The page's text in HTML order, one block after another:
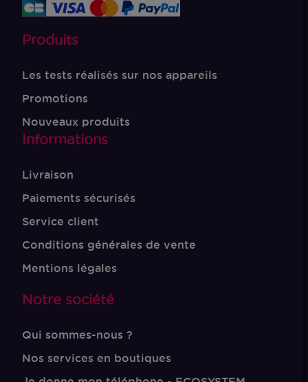
Produits
Les tests réalisés sur nos appareils
Promotions
Nouveaux produits
Informations
Livraison
Paiements sécurisés
Service client
Conditions générales de vente
Mentions légales
Notre société
Qui sommes-nous ?
Nos services en boutiques